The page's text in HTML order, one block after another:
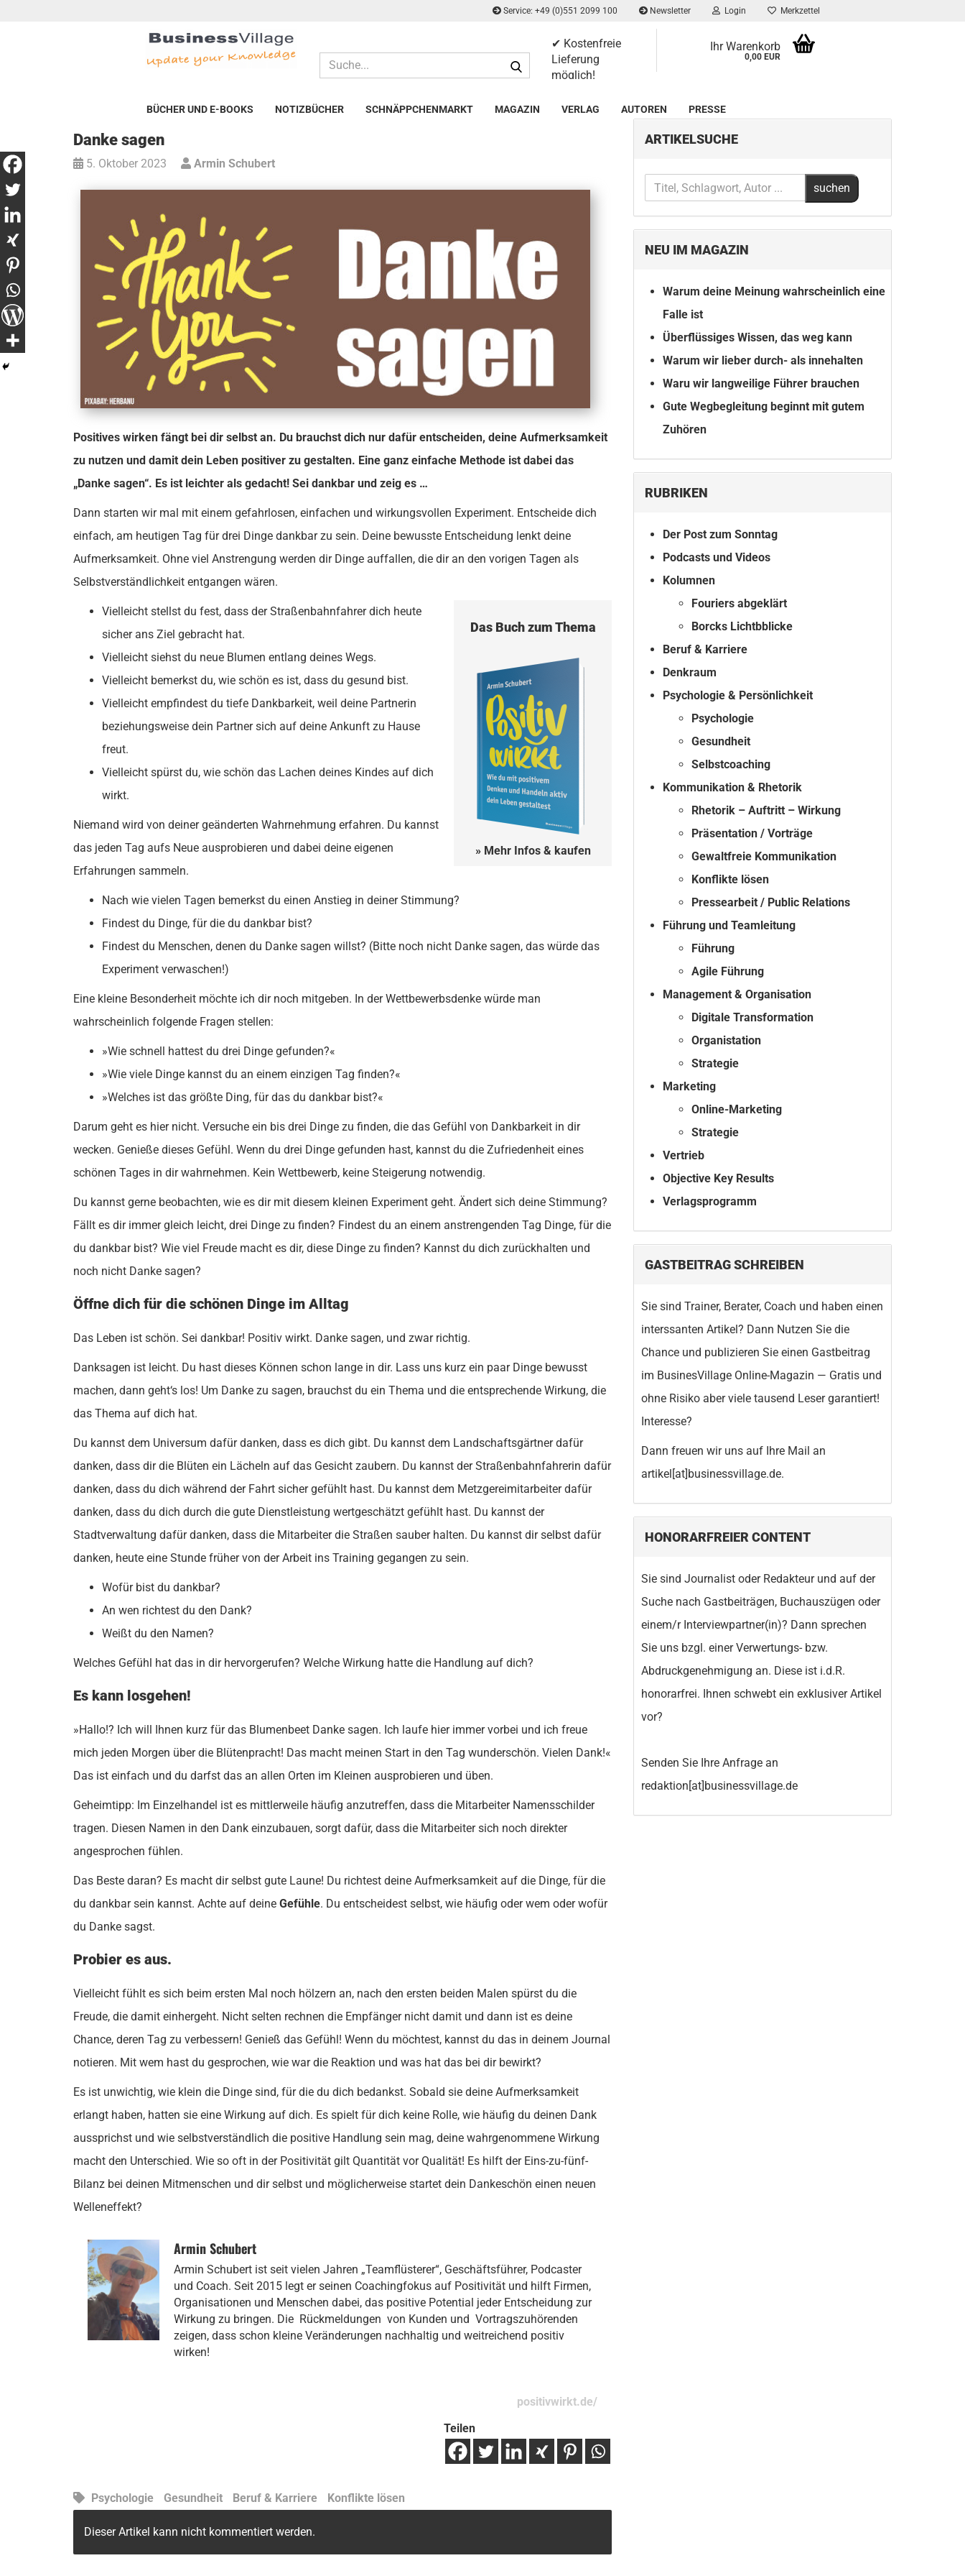
Service: +49 (0)551 2099 100 Newsletter Login Merkzettel
Suche...
✔ Kostenfreie
Lieferung
möglich!
Rückgaberecht
Ihr Warenkorb
0,00 EUR
BÜCHER UND E-BOOKS NOTIZBÜCHER SCHNÄPPCHENMARKT MAGAZIN VERLAG AUTOREN PRESSE
Danke sagen
5. Oktober 2023 Armin Schubert
Positives wirken fängt bei dir selbst an. Du brauchst dich nur dafür entscheiden, deine Aufmerksamkeit
zu nutzen und damit dein Leben positiver zu gestalten. Eine ganz einfache Methode ist dabei das
„Danke sagen“. Es ist leichter als gedacht! Sei dankbar und zeig es …
Dann starten wir mal mit einem gefahrlosen, einfachen und wirkungsvollen Experiment. Entscheide dich
einfach, am heutigen Tag für drei Dinge dankbar zu sein. Deine bewusste Entscheidung lenkt deine
Aufmerksamkeit. Ohne viel Anstrengung werden dir Dinge auffallen, die dir an den vorigen Tagen als
Selbstverständlichkeit entgangen wären.
Das Buch zum Thema
» Mehr Infos & kaufen
Vielleicht stellst du fest, dass der Straßenbahnfahrer dich heute
sicher ans Ziel gebracht hat.
Vielleicht siehst du neue Blumen entlang deines Wegs.
Vielleicht bemerkst du, wie schön es ist, dass du gesund bist.
Vielleicht empfindest du tiefe Dankbarkeit, weil deine Partnerin
beziehungsweise dein Partner sich auf deine Ankunft zu Hause
freut.
Vielleicht spürst du, wie schön das Lachen deines Kindes auf dich
wirkt.
Niemand wird von deiner geänderten Wahrnehmung erfahren. Du kannst
das jeden Tag aufs Neue ausprobieren und dabei deine eigenen
Erfahrungen sammeln.
Nach wie vielen Tagen bemerkst du einen Anstieg in deiner Stimmung?
Findest du Dinge, für die du dankbar bist?
Findest du Menschen, denen du Danke sagen willst? (Bitte noch nicht Danke sagen, das würde das
Experiment verwaschen!)
Eine kleine Besonderheit möchte ich dir noch mitgeben. In der Wettbewerbsdenke würde man
wahrscheinlich folgende Fragen stellen:
»Wie schnell hattest du drei Dinge gefunden?«
»Wie viele Dinge kannst du an einem einzigen Tag finden?«
»Welches ist das größte Ding, für das du dankbar bist?«
Darum geht es hier nicht. Versuche ein bis drei Dinge zu finden, die das Gefühl von Dankbarkeit in dir
wecken. Genieße dieses Gefühl. Wenn du drei Dinge gefunden hast, kannst du die Zufriedenheit eines
schönen Tages in dir wahrnehmen. Kein Wettbewerb, keine Steigerung notwendig.
Du kannst gerne beobachten, wie es dir mit diesem kleinen Experiment geht. Ändert sich deine Stimmung?
Fällt es dir immer gleich leicht, drei Dinge zu finden? Findest du an einem anstrengenden Tag Dinge, für die
du dankbar bist? Wie viel Freude macht es dir, diese Dinge zu finden? Kannst du dich zurückhalten und
noch nicht Danke sagen?
Öffne dich für die schönen Dinge im Alltag
Das Leben ist schön. Sei dankbar! Positiv wirkt. Danke sagen, und zwar richtig.
Danksagen ist leicht. Du hast dieses Können schon lange in dir. Lass uns kurz ein paar Dinge bewusst
machen, dann geht‘s los! Um Danke zu sagen, brauchst du ein Thema und die entsprechende Wirkung, die
das Thema auf dich hat.
Du kannst dem Universum dafür danken, dass es dich gibt. Du kannst dem Landschaftsgärtner dafür
danken, dass dir die Blüten ein Lächeln auf das Gesicht zaubern. Du kannst der Straßenbahnfahrerin dafür
danken, dass du dich während der Fahrt sicher gefühlt hast. Du kannst dem Metzgereimitarbeiter dafür
danken, dass du dich durch die gute Dienstleistung wertgeschätzt gefühlt hast. Du kannst der
Stadtverwaltung dafür danken, dass die Mitarbeiter die Straßen sauber halten. Du kannst dir selbst dafür
danken, heute eine Stunde früher von der Arbeit ins Training gegangen zu sein.
Wofür bist du dankbar?
An wen richtest du den Dank?
Weißt du den Namen?
Welches Gefühl hat das in dir hervorgerufen? Welche Wirkung hatte die Handlung auf dich?
Es kann losgehen!
»Hallo!? Ich will Ihnen kurz für das Blumenbeet Danke sagen. Ich laufe hier immer vorbei und ich freue
mich jeden Morgen über die Blütenpracht! Das macht meinen Start in den Tag wunderschön. Vielen Dank!«
Das ist einfach und du darfst das an allen Orten im Kleinen ausprobieren und üben.
Geheimtipp: Im Einzelhandel ist es mittlerweile häufig anzutreffen, dass die Mitarbeiter Namensschilder
tragen. Diesen Namen in den Dank einzubauen, sorgt dafür, dass die Mitarbeiter sich noch direkter
angesprochen fühlen.
Das Beste daran? Es macht dir selbst gute Laune! Du richtest deine Aufmerksamkeit auf die Dinge, für die
du dankbar sein kannst. Achte auf deine Gefühle. Du entscheidest selbst, wie häufig oder wem oder wofür
du Danke sagst.
Probier es aus.
Vielleicht fühlt es sich beim ersten Mal noch hölzern an, nach den ersten beiden Malen spürst du die
Freude, die damit einhergeht. Nicht selten rechnen die Empfänger nicht damit und dann ist es deine
Chance, deren Tag zu verbessern! Genieß das Gefühl! Wenn du möchtest, kannst du das in deinem Journal
notieren. Mit wem hast du gesprochen, wie war die Reaktion und was hat das bei dir bewirkt?
Es ist unwichtig, wie klein die Dinge sind, für die du dich bedankst. Sobald sie deine Aufmerksamkeit
erlangt haben, hatten sie eine Wirkung auf dich. Es spielt für dich keine Rolle, wie häufig du deinen Dank
aussprichst und wie selbstverständlich die positive Handlung sein mag, deine wahrgenommene Wirkung
macht den Unterschied. Wie so oft in der Positivität gilt Quantität vor Qualität! Es hilft der Eins-zu-fünf-
Bilanz bei deinen Mitmenschen und dir selbst und möglicherweise startet dein Dankeschön einen neuen
Welleneffekt?
Armin Schubert
Armin Schubert ist seit vielen Jahren „Teamflüsterer“, Geschäftsführer, Podcaster
und Coach. Seit 2015 legt er seinen Coachingfokus auf Positivität und hilft Firmen,
Organisationen und Menschen dabei, das positive Potential jeder Entscheidung zur
Wirkung zu bringen. Die Rückmeldungen von Kunden und Vortragszuhörenden
zeigen, dass schon kleine Veränderungen nachhaltig und weitreichend positiv
wirken!
positivwirkt.de/
Teilen
Psychologie Gesundheit Beruf & Karriere Konflikte lösen
Dieser Artikel kann nicht kommentiert werden.
ARTIKELSUCHE
NEU IM MAGAZIN
Warum deine Meinung wahrscheinlich eine
Falle ist
Überflüssiges Wissen, das weg kann
Warum wir lieber durch- als innehalten
Waru wir langweilige Führer brauchen
Gute Wegbegleitung beginnt mit gutem
Zuhören
RUBRIKEN
Der Post zum Sonntag
Podcasts und Videos
Kolumnen
Fouriers abgeklärt
Borcks Lichtbblicke
Beruf & Karriere
Denkraum
Psychologie & Persönlichkeit
Psychologie
Gesundheit
Selbstcoaching
Kommunikation & Rhetorik
Rhetorik – Auftritt – Wirkung
Präsentation / Vorträge
Gewaltfreie Kommunikation
Konflikte lösen
Pressearbeit / Public Relations
Führung und Teamleitung
Führung
Agile Führung
Management & Organisation
Digitale Transformation
Organistation
Strategie
Marketing
Online-Marketing
Strategie
Vertrieb
Objective Key Results
Verlagsprogramm
GASTBEITRAG SCHREIBEN
Sie sind Trainer, Berater, Coach und haben einen
interssanten Artikel? Dann Nutzen Sie die
Chance und publizieren Sie einen Gastbeitrag
im BusinesVillage Online-Magazin — Gratis und
ohne Risiko aber viele tausend Leser garantiert!
Interesse?
Dann freuen wir uns auf Ihre Mail an
artikel[at]businessvillage.de.
HONORARFREIER CONTENT
Sie sind Journalist oder Redakteur und auf der
Suche nach Gastbeiträgen, Buchauszügen oder
einem/r Interviewpartner(in)? Dann sprechen
Sie uns bzgl. einer Verwertungs- bzw.
Abdruckgenehmigung an. Diese ist i.d.R.
honorarfrei. Ihnen schwebt ein exklusiver Artikel
vor?
Senden Sie Ihre Anfrage an
redaktion[at]businessvillage.de